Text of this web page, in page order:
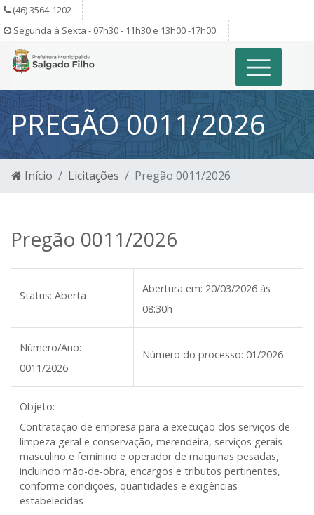
(46) 3564-1202
Segunda à Sexta - 07h30 - 11h30 e 13h00 -17h00.
PREGÃO 0011/2026
Início Licitações Pregão 0011/2026
Pregão 0011/2026
Status: Aberta
Abertura em: 20/03/2026 às
08:30h
Número/Ano:
0011/2026
Número do processo: 01/2026
Objeto:
Contratação de empresa para a execução dos serviços de
limpeza geral e conservação, merendeira, serviços gerais
masculino e feminino e operador de maquinas pesadas,
incluindo mão-de-obra, encargos e tributos pertinentes,
conforme condições, quantidades e exigências
estabelecidas